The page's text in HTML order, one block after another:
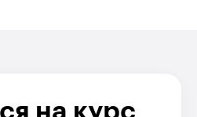
на курс